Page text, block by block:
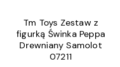
Tm Toys Zestaw z
figurką Świnka Peppa
Drewniany Samolot
07211